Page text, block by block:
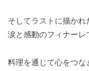
そしてラストに描かれ
涙と感動のフィナーレ
料理を通じて心をつな